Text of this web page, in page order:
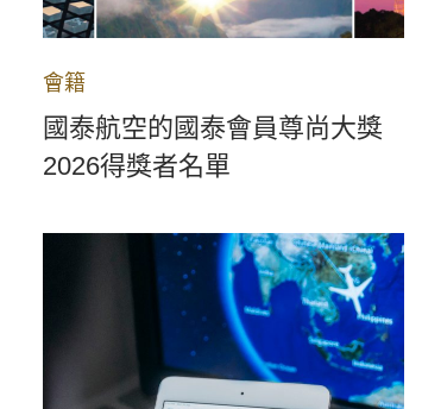
會籍
國泰航空的國泰會員尊尚大獎
2026得獎者名單